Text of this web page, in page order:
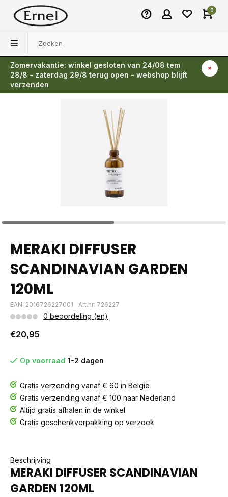
0
Zomervakantie: winkel gesloten van 24/08 tem
28/8 - zaterdag 29/8 terug open - webshop blijft
verzenden
Terug
MERAKI DIFFUSER
SCANDINAVIAN GARDEN
120ML
EAN: 2016726227001 Art.nr: 726227
0 beoordeling (en)
€20,95
Op voorraad 1-2 dagen
Gratis verzending vanaf € 60 in België
Gratis verzending vanaf € 100 naar Nederland
Altijd gratis afhalen in de winkel
Gratis geschenkverpakking op verzoek
Beschrijving
MERAKI DIFFUSER SCANDINAVIAN
GARDEN 120ML